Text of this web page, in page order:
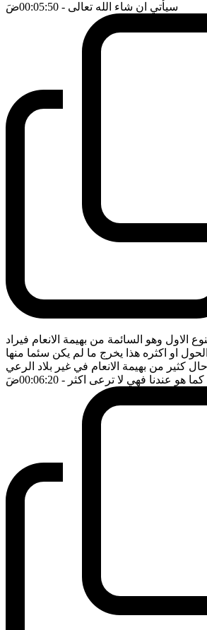
سيأتي ان شاء الله تعالى - 00:05:50 ضَ
الاول وهو السائمة من بهيمة الانعام فيراد
او اكثره هذا يخرج ما لم يكن سئما منها
كثير من بهيمة الانعام في غير بلاد الرعي
هو عندنا فهي لا ترعى اكثر - 00:06:20 ضَ